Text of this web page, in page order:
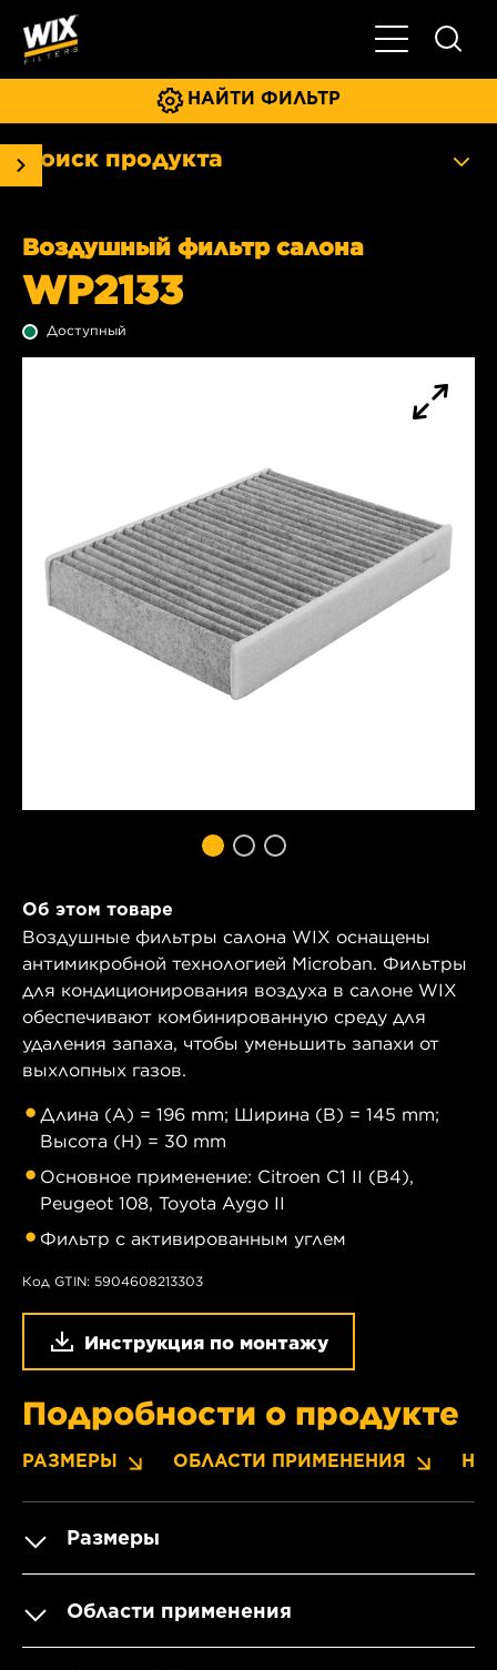
Главное
НАЙТИ ФИЛЬТР
Поиск продукта
Воздушный фильтр салона
WP2133
Доступный
Об этом товаре
Воздушные фильтры салона WIX оснащены
антимикробной технологией Microban. Фильтры
для кондиционирования воздуха в салоне WIX
обеспечивают комбинированную среду для
удаления запаха, чтобы уменьшить запахи от
выхлопных газов.
Длина (A) = 196 mm; Ширина (B) = 145 mm;
Высота (H) = 30 mm
Основное применение: Citroen C1 II (B4),
Peugeot 108, Toyota Aygo II
Фильтр с активированным углем
Код GTIN: 5904608213303
Инструкция по монтажу
Подробности о продукте
РАЗМЕРЫ ОБЛАСТИ ПРИМЕНЕНИЯ
Размеры
Области применения